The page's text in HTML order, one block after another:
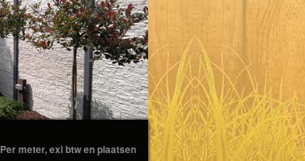
Per meter, exl btw en plaatsen